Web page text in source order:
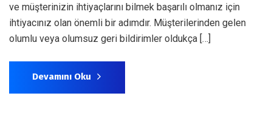
ve müşterinizin ihtiyaçlarını bilmek başarılı olmanız için
ihtiyacınız olan önemli bir adımdır. Müşterilerinden gelen
olumlu veya olumsuz geri bildirimler oldukça […]
Devamını Oku